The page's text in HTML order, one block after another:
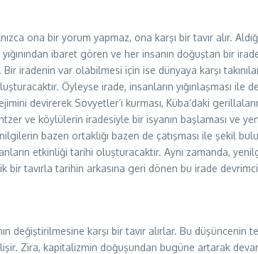
ona bir yorum yapmaz, ona karşı bir tavır alır.
ibaret gören ve her insanın doğuştan bir
iradenin var olabilmesi için ise dünyaya karşı
Öyleyse irade, insanların
devirerek Sovyetler’i kurması, Küba’daki
ve köylülerin iradesiyle bir isyanın başlaması ve
bazen ortaklığı bazen de çatışması ile şekil
etkinliği tarihi oluşturacaktır. Aynı zamanda,
tavırla tarihin arkasına geri dönen bu irade devrimci
değiştirilmesine karşı bir tavır alırlar. Bu düşüncenin
Zira, kapitalizmin doğuşundan bugüne artarak